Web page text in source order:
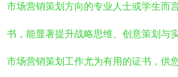
市场营销策划方向的专业人士或学生而
书，能显著提升战略思维、创意策划与
市场营销策划工作尤为有用的证书，供